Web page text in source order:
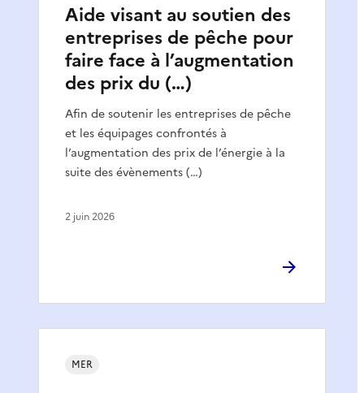
Aide visant au soutien des
entreprises de pêche pour
faire face à l’augmentation
des prix du (…)
Afin de soutenir les entreprises de pêche
et les équipages confrontés à
l’augmentation des prix de l’énergie à la
suite des évènements (…)
2 juin 2026
MER